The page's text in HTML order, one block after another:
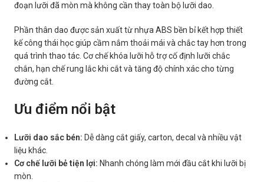
đoạn lưỡi đã mòn mà không cần thay toàn bộ lưỡi dao.
Phần thân dao được sản xuất từ nhựa ABS bền bỉ kết hợp thiết
kế công thái học giúp cầm nắm thoải mái và chắc tay hơn trong
quá trình thao tác. Cơ chế khóa lưỡi hỗ trợ cố định lưỡi chắc
chắn, hạn chế rung lắc khi cắt và tăng độ chính xác cho từng
đường cắt.
Ưu điểm nổi bật
Lưỡi dao sắc bén: Dễ dàng cắt giấy, carton, decal và nhiều vật
liệu khác.
Cơ chế lưỡi bẻ tiện lợi: Nhanh chóng làm mới đầu cắt khi lưỡi bị
mòn.